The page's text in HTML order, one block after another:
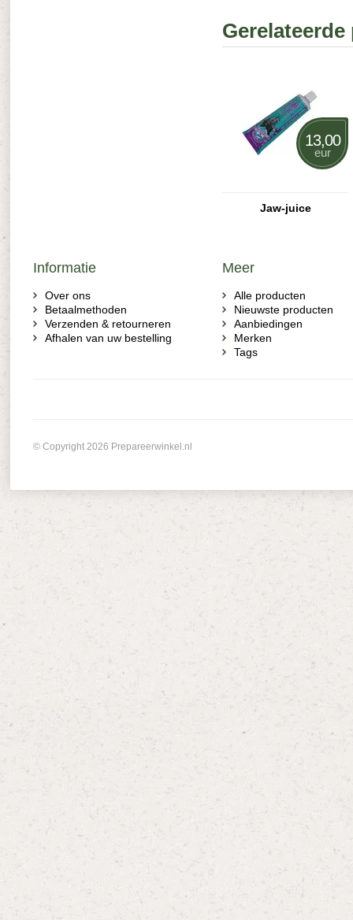
13,00
eur
Jaw-juice
Informatie
Over ons
Betaalmethoden
Verzenden & retourneren
Afhalen van uw bestelling
Meer
Alle producten
Nieuwste producten
Aanbiedingen
Merken
Tags
© Copyright 2026 Prepareerwinkel.nl